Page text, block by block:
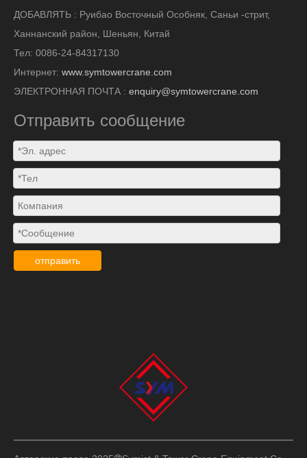
ДОБАВЛЯТЬ : Руибао Восточный Особняк, Саньи -стрит,
Ханнанский район, Шеньян, Китай
Тел: 0086-24-84317130
Интернет: www.symtowercrane.com
ЭЛЕКТРОННАЯ ПОЧТА : enquiry@symtowercrane.com
Отправить сообщение
отправить